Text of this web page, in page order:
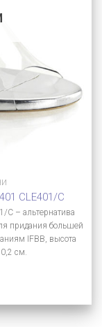
CLE401/C
C – альтернатива
придания большей
IFBB, высота
см.